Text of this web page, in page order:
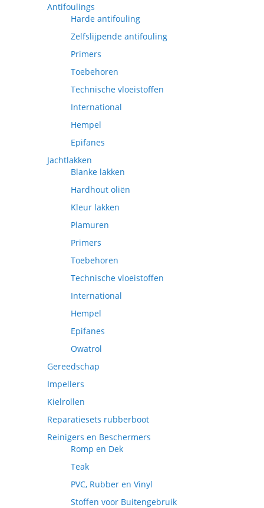
Antifoulings
Harde antifouling
Zelfslijpende antifouling
Primers
Toebehoren
Technische vloeistoffen
International
Hempel
Epifanes
Jachtlakken
Blanke lakken
Hardhout oliën
Kleur lakken
Plamuren
Primers
Toebehoren
Technische vloeistoffen
International
Hempel
Epifanes
Owatrol
Gereedschap
Impellers
Kielrollen
Reparatiesets rubberboot
Reinigers en Beschermers
Romp en Dek
Teak
PVC, Rubber en Vinyl
Stoffen voor Buitengebruik